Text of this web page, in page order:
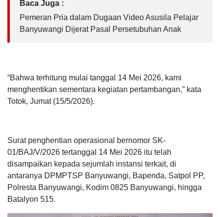
Baca Juga :
Pemeran Pria dalam Dugaan Video Asusila Pelajar
Banyuwangi Dijerat Pasal Persetubuhan Anak
“Bahwa terhitung mulai tanggal 14 Mei 2026, kami
menghentikan sementara kegiatan pertambangan,” kata
Totok, Jumat (15/5/2026).
Surat penghentian operasional bernomor SK-
01/BAJ/V/2026 tertanggal 14 Mei 2026 itu telah
disampaikan kepada sejumlah instansi terkait, di
antaranya DPMPTSP Banyuwangi, Bapenda, Satpol PP,
Polresta Banyuwangi, Kodim 0825 Banyuwangi, hingga
Batalyon 515.